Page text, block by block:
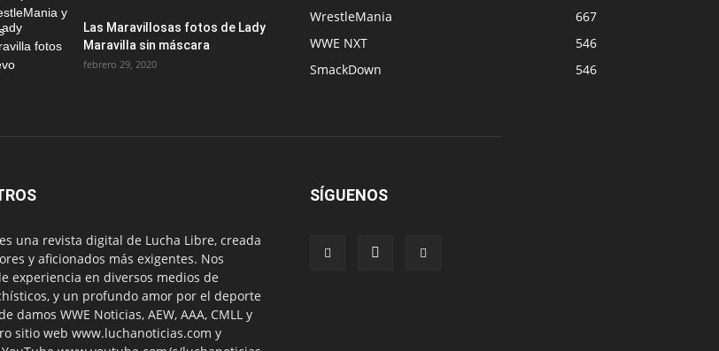
Las Maravillosas fotos de Lady
Maravilla sin máscara
febrero 29, 2020
WrestleMania
667
WWE NXT
546
SmackDown
546
una revista digital de Lucha Libre, creada
y aficionados más exigentes. Nos
experiencia en diversos medios de
y un profundo amor por el deporte
damos WWE Noticias, AEW, AAA, CMLL y
sitio web www.luchanoticias.com y
SÍGUENOS